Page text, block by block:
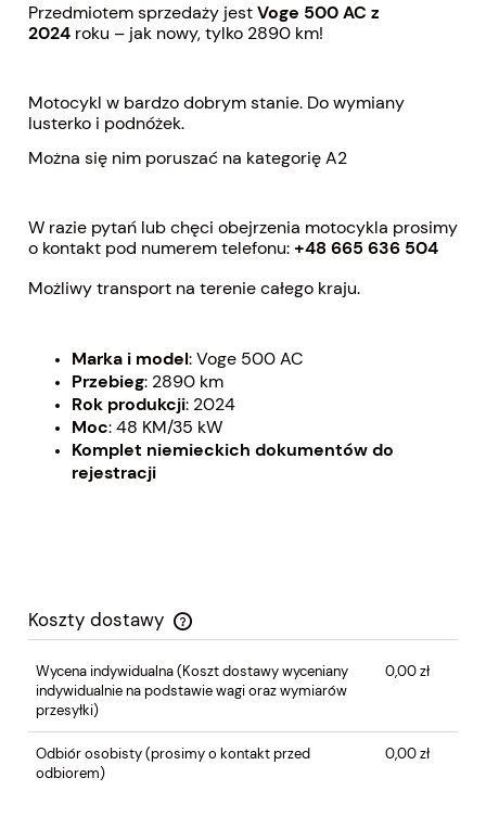
Przedmiotem sprzedaży jestVoge 500 AC z
2024 roku – jak nowy, tylko 2890 km!
Motocykl w bardzo dobrym stanie. Do wymiany
lusterko i podnóżek.
Można się nim poruszać na kategorię A2
W razie pytań lub chęci obejrzenia motocykla prosimy
o kontakt pod numerem telefonu:+48 665 636 504
Możliwy transport na terenie całego kraju.
Marka i model: Voge 500 AC
Przebieg: 2890 km
Rok produkcji: 2024
Moc: 48 KM/35 kW
Komplet niemieckich dokumentów do
rejestracji
Koszty dostawy
Cena nie zawiera ewentualnych kosztów płatności
Wycena indywidualna(Koszt dostawy wyceniany
indywidualnie na podstawie wagi oraz wymiarów
przesyłki)
0,00 zł
Odbiór osobisty (prosimy o kontakt przed
odbiorem)
0,00 zł